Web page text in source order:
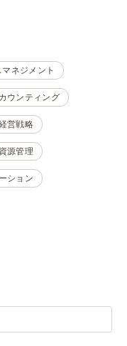
ネジメント
ウンティング
営戦略
源管理
ション